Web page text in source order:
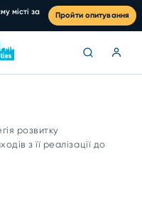
місті за
Пройти опитування
розвитку
з її реалізації до